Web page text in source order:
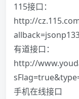
115接口：
http://
有道接口：
http://
手机在线接口